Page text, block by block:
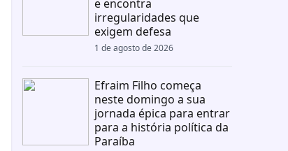
e encontra
irregularidades que
exigem defesa
1 de agosto de 2026
Efraim Filho começa
neste domingo a sua
jornada épica para entrar
para a história política da
Paraíba